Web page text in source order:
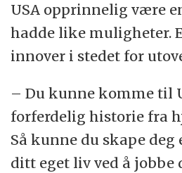
USA opprinnelig være
hadde like muligheter.
innover i stedet for
– Du kunne komme til
forferdelig historie fra
Så kunne du skape deg
ditt eget liv ved å jobbe